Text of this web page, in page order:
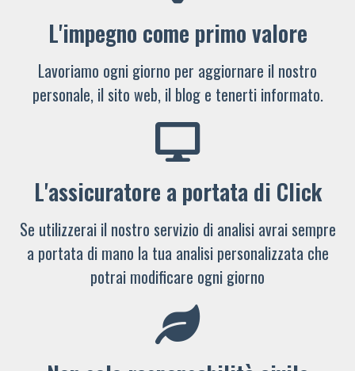
L'impegno come primo valore
Lavoriamo ogni giorno per aggiornare il nostro
personale, il sito web, il blog e tenerti informato.
L'assicuratore a portata di Click
Se utilizzerai il nostro servizio di analisi avrai sempre
a portata di mano la tua analisi personalizzata che
potrai modificare ogni giorno